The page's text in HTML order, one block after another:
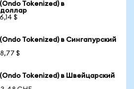
Tokenized) в
$
(Ondo Tokenized) в Сингапурский
$
(Ondo Tokenized) в Швейцарский